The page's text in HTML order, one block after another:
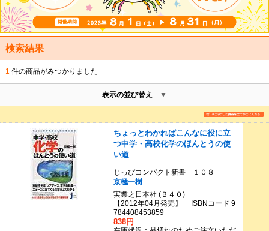
検索結果
1 件の商品がみつかりました
表示の並び替え
ちょっとわかればこんなに役に立
つ中学・高校化学のほんとうの使
い道
じっぴコンパクト新書 １０８
京極一樹
実業之日本社 (Ｂ４０)
【2012年04月発売】 ISBNコード 9
784408453859
838円